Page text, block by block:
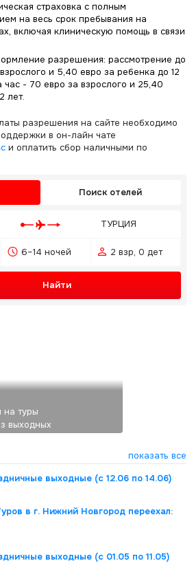
страховка с полным
на весь срок пребывания на
включая клиническую помощь в связи
разрешения: рассмотрение до
и 5,40 евро за ребенка до 12
час - 70 евро за взрослого и 25,40
лет.
разрешения на сайте необходимо
в он-лайн чате
и оплатить сбор наличными по
Поиск отелей
ТУРЦИЯ
6–14 ночей 2 взр, 0 дет
Найти
на туры
выходных
показать все
выходные (с 12.06 по 14.06)
в г. Нижний Новгород переехал:
выходные (с 01.05 по 11.05)